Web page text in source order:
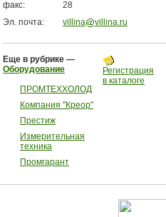
факс:
28
Эл. почта:
villina villina.ru
Еще в рубрике —
Оборудование
ПРОМТЕХХОЛОД
Компания "Креор"
Престиж
Измерительная
техника
Промгарант
Регистрация
в каталоге